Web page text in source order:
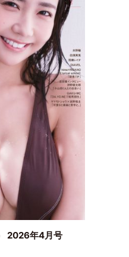
2026年4月号